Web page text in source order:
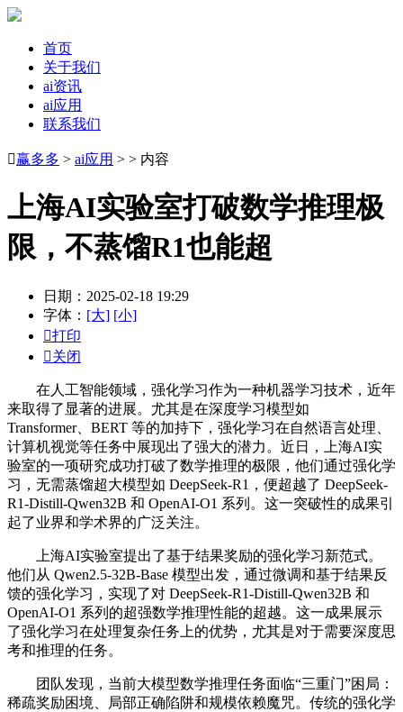
首页
关于我们
ai资讯
ai应用
联系我们
赢多多 > ai应用 > > 内容
上海AI实验室打破数学推理极
限，不蒸馏R1也能超
日期：2025-02-18 19:29
字体： [大] [小]
打印
关闭
在人工智能领域，强化学习作为一种机器学习技术，近年
来取得了显著的进展。尤其是在深度学习模型如
Transformer、BERT 等的加持下，强化学习在自然语言处理、
计算机视觉等任务中展现出了强大的潜力。近日，上海AI实
验室的一项研究成功打破了数学推理的极限，他们通过强化学
习，无需蒸馏超大模型如 DeepSeek-R1，便超越了 DeepSeek-
R1-Distill-Qwen32B 和 OpenAI-O1 系列。这一突破性的成果引
起了业界和学术界的广泛关注。
上海AI实验室提出了基于结果奖励的强化学习新范式。
他们从 Qwen2.5-32B-Base 模型出发，通过微调和基于结果反
馈的强化学习，实现了对 DeepSeek-R1-Distill-Qwen32B 和
OpenAI-O1 系列的超强数学推理性能的超越。这一成果展示
了强化学习在处理复杂任务上的优势，尤其是对于需要深度思
考和推理的任务。
团队发现，当前大模型数学推理任务面临“三重门”困局：
稀疏奖励困境、局部正确陷阱和规模依赖魔咒。传统的强化学